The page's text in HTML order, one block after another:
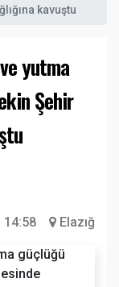
kavuştu
yutma
Şehir
14:58 Elazığ